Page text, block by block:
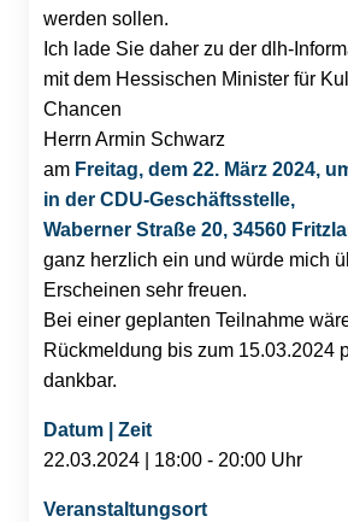
werden sollen.
Ich lade Sie daher zu der dlh-
mit dem Hessischen Minister für
Chancen
Herrn Armin Schwarz
am Freitag, dem 22. März 2024,
in der CDU-Geschäftsstelle,
Waberner Straße 20, 34560
ganz herzlich ein und würde mich
Erscheinen sehr freuen.
Bei einer geplanten Teilnahme
Rückmeldung bis zum 15.03.2024
dankbar.
Datum | Zeit
22.03.2024 | 18:00 - 20:00 Uhr
Veranstaltungsort